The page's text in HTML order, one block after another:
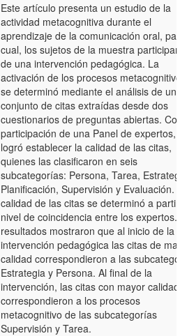
Este artículo presenta un estudio de la
actividad metacognitiva durante el
aprendizaje de la comunicación oral,
cual, los sujetos de la muestra
de una intervención pedagógica. La
activación de los procesos metacognitivos
se determinó mediante el análisis de un
conjunto de citas extraídas desde dos
cuestionarios de preguntas abiertas. Con
participación de una Panel de expertos,
logró establecer la calidad de las citas,
quienes las clasificaron en seis
subcategorías: Persona, Tarea,
Planificación, Supervisión y Evaluación.
calidad de las citas se determinó a partir
nivel de coincidencia entre los expertos.
resultados mostraron que al inicio de la
intervención pedagógica las citas de
calidad correspondieron a las
Estrategia y Persona. Al final de la
intervención, las citas con mayor calidad,
correspondieron a los procesos
metacognitivo de las subcategorías
Supervisión y Tarea.